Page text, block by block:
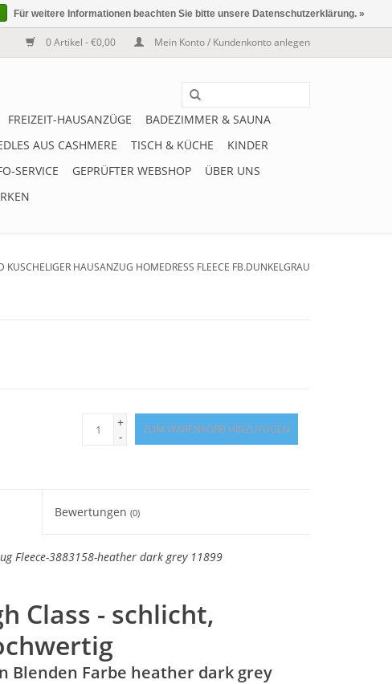
0 Artikel - €0,00 Mein Konto / Kundenkonto anlegen
FREIZEIT-HAUSANZÜGE
BADEZIMMER & SAUNA
AUS CASHMERE TISCH & KÜCHE
KINDER
SERVICE GEPRÜFTER WEBSHOP
ÜBER UNS
KUSCHELIGER HAUSANZUG HOMEDRESS FLEECE FB.DUNKELGRAU
+
-
ZUM WARENKORB HINZUFÜGEN
Bewertungen(0)
Fleece-3883158-heather dark grey 11899
Class - schlicht,
Blenden Farbe heather dark grey
Für weitere Informationen beachten Sie bitte unsere Datenschutzerklärung. »